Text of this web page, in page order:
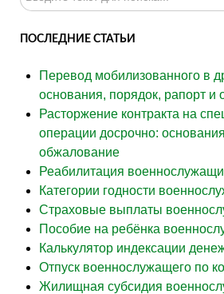
ПОСЛЕДНИЕ СТАТЬИ
Перевод мобилизованного в
основания, порядок, рапорт и
Расторжение контракта на
операции досрочно:
обжалование
Реабилитация
Категории годности
Страховые выплаты
Пособие на ребёнка
Калькулятор индексации
Отпуск военнослужащего по
Жилищная субсидия